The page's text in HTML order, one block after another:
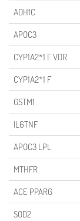
ADH1C
APOC3
CYP1A2*1 F VDR
CYP1A2*1 F
GSTM1
IL6TNF
APOC3 LPL
MTHFR
ACE PPARG
SOD2